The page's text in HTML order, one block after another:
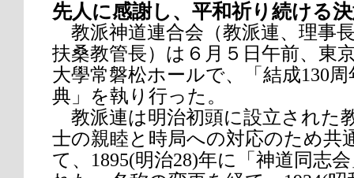
先人に感謝し、平和祈り続ける
教派神道連合会（教派連、理事
扶桑教管長）は６月５日午前、東
大學常磐松ホールで、「結成130
典」を執り行った。
教派連は明治初頭に設立された
士の親睦と時局への対応のため共
て、1895(明治28)年に「神道同志